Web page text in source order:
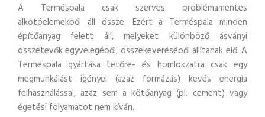
A Terméspala csak szerves problémamentes
alkotóelemekből áll össze. Ezért a Terméspala minden
építőanyag felett áll, melyeket különböző ásványi
összetevők egyvelegéből, összekeveréséből állítanak elő. A
Terméspala gyártása tetőre- és homlokzatra csak egy
megmunkálást igényel (azaz formázás) kevés energia
felhasználással, azaz sem a kötőanyag (pl. cement) vagy
égetési folyamatot nem kíván.